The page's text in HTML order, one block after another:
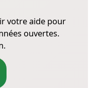
votre aide pour
ouvertes.